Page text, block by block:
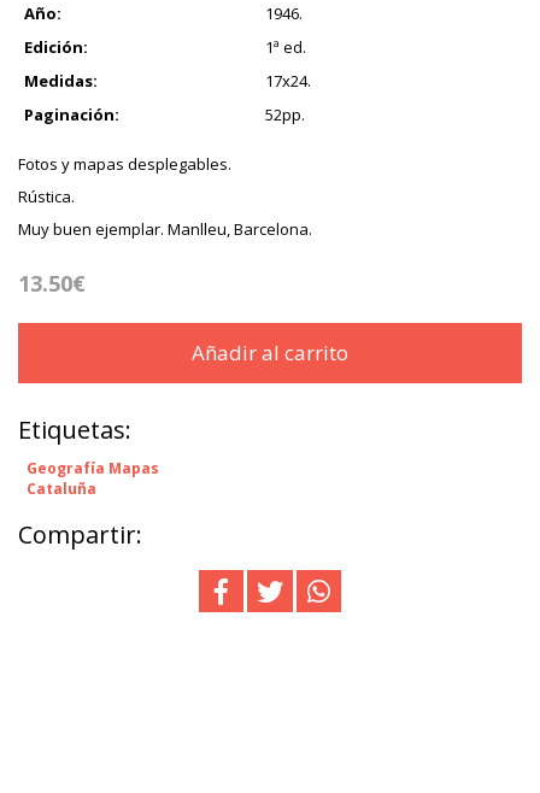
Año:
1946.
Edición:
1ª ed.
Medidas:
17x24.
Paginación:
52pp.
Fotos y mapas desplegables.
Rústica.
Muy buen ejemplar. Manlleu, Barcelona.
13.50€
Añadir al carrito
Etiquetas:
Geografía Mapas
Cataluña
Compartir: